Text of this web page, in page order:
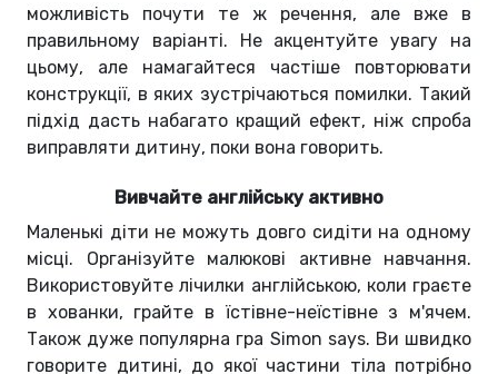
можливість почути те ж речення, але вже в
правильному варіанті. Не акцентуйте увагу на
цьому, але намагайтеся частіше повторювати
конструкції, в яких зустрічаються помилки. Такий
підхід дасть набагато кращий ефект, ніж спроба
виправляти дитину, поки вона говорить.
Вивчайте англійську активно
Маленькі діти не можуть довго сидіти на одному
місці. Організуйте малюкові активне навчання.
Використовуйте лічилки англійською, коли граєте
в хованки, грайте в їстівне-неїстівне з м'ячем.
Також дуже популярна гра Simon says. Ви швидко
говорите дитині, до якої частини тіла потрібно